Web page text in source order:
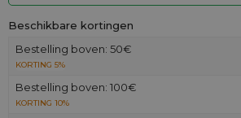
Beschikbare kortingen
Bestelling boven: 50€
KORTING 5%
Bestelling boven: 100€
KORTING 10%